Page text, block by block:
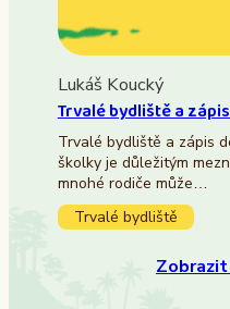
Lukáš Koucký
Trvalé bydliště a
Trvalé bydliště a zápis
školky je důležitým
mnohé rodiče může…
Trvalé bydliště